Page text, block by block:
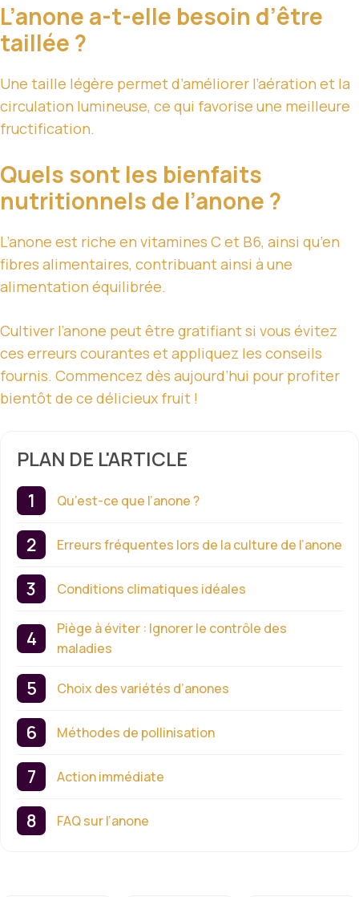
L’anone a-t-elle besoin d’être
taillée ?
Une taille légère permet d’améliorer l’aération et la
circulation lumineuse, ce qui favorise une meilleure
fructification.
Quels sont les bienfaits
nutritionnels de l’anone ?
L’anone est riche en vitamines C et B6, ainsi qu’en
fibres alimentaires, contribuant ainsi à une
alimentation équilibrée.
Cultiver l’anone peut être gratifiant si vous évitez
ces erreurs courantes et appliquez les conseils
fournis. Commencez dès aujourd’hui pour profiter
bientôt de ce délicieux fruit !
PLAN DE L'ARTICLE
Qu’est-ce que l’anone ?
Erreurs fréquentes lors de la culture de l’anone
Conditions climatiques idéales
Piège à éviter : Ignorer le contrôle des
maladies
Choix des variétés d’anones
Méthodes de pollinisation
Action immédiate
FAQ sur l’anone